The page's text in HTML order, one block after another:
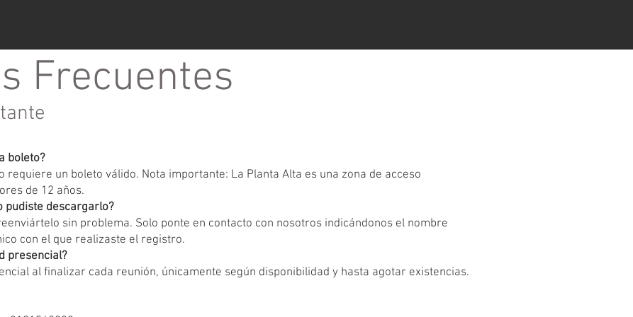
Frecuentes
boleto?
requiere un boleto válido. Nota importante: La Planta Alta es una zona de acceso
de 12 años.
pudiste descargarlo?
sin problema. Solo ponte en contacto con nosotros indicándonos el nombre
con el que realizaste el registro.
presencial?
al finalizar cada reunión, únicamente según disponibilidad y hasta agotar existencias.